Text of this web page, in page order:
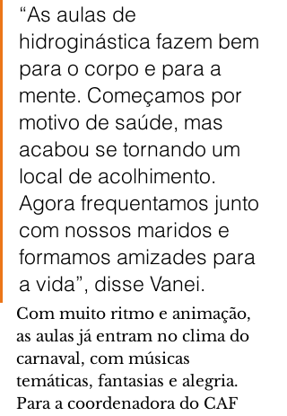
“As aulas de
hidroginástica fazem bem
para o corpo e para a
mente. Começamos por
motivo de saúde, mas
acabou se tornando um
local de acolhimento.
Agora frequentamos junto
com nossos maridos e
formamos amizades para
a vida”, disse Vanei.
Com muito ritmo e animação,
as aulas já entram no clima do
carnaval, com músicas
temáticas, fantasias e alegria.
Para a coordenadora do CAF